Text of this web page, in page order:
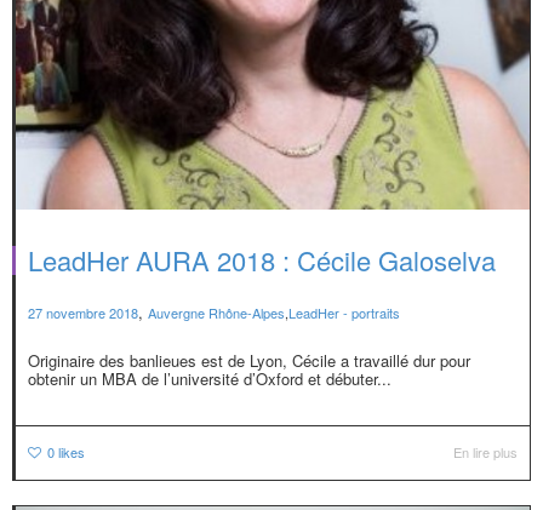
LeadHer AURA 2018 : Cécile Galoselva
27 novembre 2018, Auvergne Rhône-Alpes,LeadHer - portraits
Originaire des banlieues est de Lyon, Cécile a travaillé dur pour
obtenir un MBA de l’université d’Oxford et débuter...
0likes En lire plus